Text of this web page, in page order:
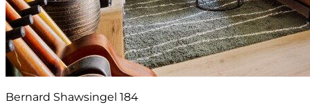
Bernard Shawsingel 184